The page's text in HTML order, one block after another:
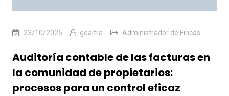
23/10/2025 gealtra Administrador de Fincas
Auditoría contable de las facturas en
la comunidad de propietarios:
procesos para un control eficaz